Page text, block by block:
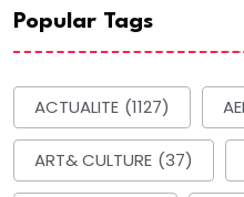
Popular Tags
ACTUALITE (1127)
ART& CULTURE (37)